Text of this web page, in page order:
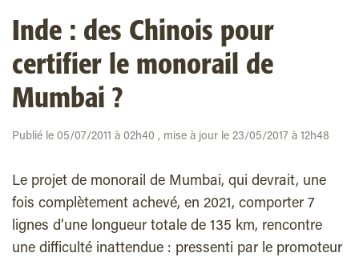
Inde : des Chinois pour
certifier le monorail de
Mumbai ?
Publié le 05/07/2011 à 02h40 , mise à jour le 23/05/2017 à 12h48
Le projet de monorail de Mumbai, qui devrait, une
fois complètement achevé, en 2021, comporter 7
lignes d’une longueur totale de 135 km, rencontre
une difficulté inattendue : pressenti par le promoteur